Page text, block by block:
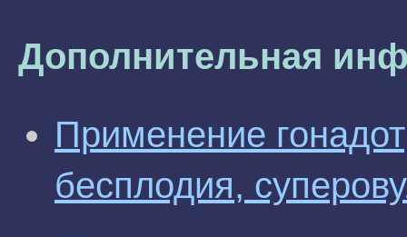
Дополнительная
Применение
бесплодия,